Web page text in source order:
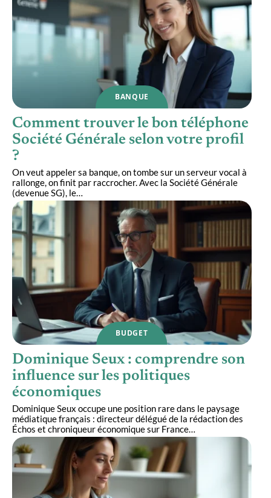
BANQUE
Comment trouver le bon téléphone
Société Générale selon votre profil
?
On veut appeler sa banque, on tombe sur un serveur vocal à
rallonge, on finit par raccrocher. Avec la Société Générale
(devenue SG), le…
BUDGET
Dominique Seux : comprendre son
influence sur les politiques
économiques
Dominique Seux occupe une position rare dans le paysage
médiatique français : directeur délégué de la rédaction des
Échos et chroniqueur économique sur France…